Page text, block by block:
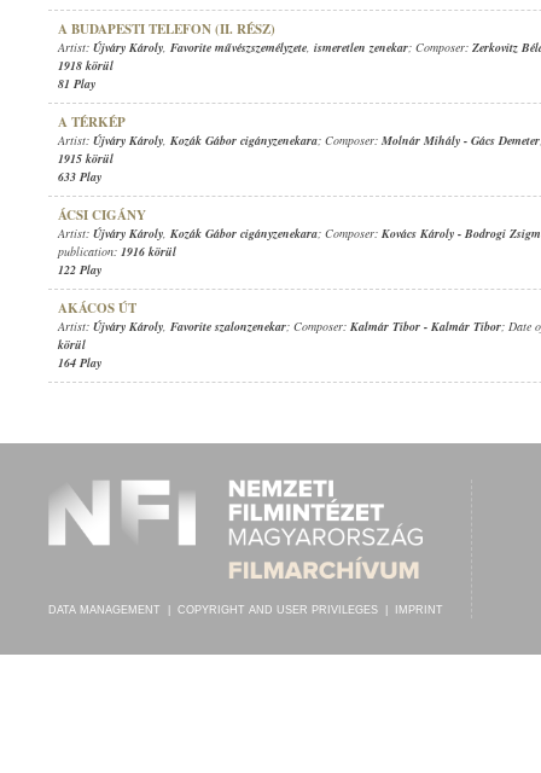
A BUDAPESTI TELEFON (II. RÉSZ)
Artist: Újváry Károly, Favorite művészszemélyzete, ismeretlen zenekar; Composer: Zerkovitz
1918 körül
81 Play
A TÉRKÉP
Artist: Újváry Károly, Kozák Gábor cigányzenekara; Composer: Molnár Mihály - Gács Demeter
1915 körül
633 Play
ÁCSI CIGÁNY
Artist: Újváry Károly, Kozák Gábor cigányzenekara; Composer: Kovács Károly - Bodrogi
publication: 1916 körül
122 Play
AKÁCOS ÚT
Artist: Újváry Károly, Favorite szalonzenekar; Composer: Kalmár Tibor - Kalmár Tibor; Date
körül
164 Play
DATA MANAGEMENT COPYRIGHT AND USER PRIVILEGES IMPRINT